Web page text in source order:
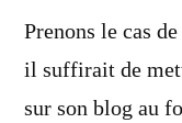
Prenons le cas
il suffirait de
sur son blog au